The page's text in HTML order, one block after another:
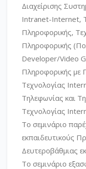
Διαχείρισης
Intranet-Internet,
Πληροφορικής,
Πληροφορικής
Developer/Video
Πληροφορικής με
Τεχνολογίας
Τηλεφωνίας και
Τεχνολογίας
Το σεμινάριο
εκπαιδευτικούς
Δευτεροβάθμιας
Το σεμινάριο